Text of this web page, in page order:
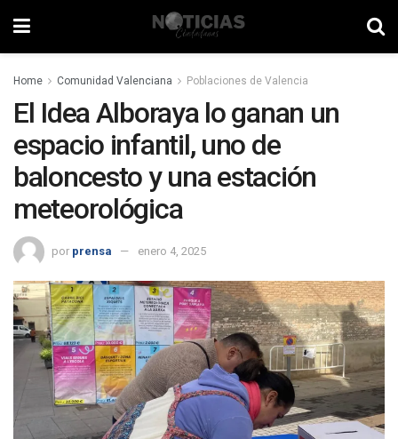
Home Comunidad Valenciana Poblaciones de Valencia
El Idea Alboraya lo ganan un
espacio infantil, uno de
baloncesto y una estación
meteorológica
por prensa enero 4, 2025